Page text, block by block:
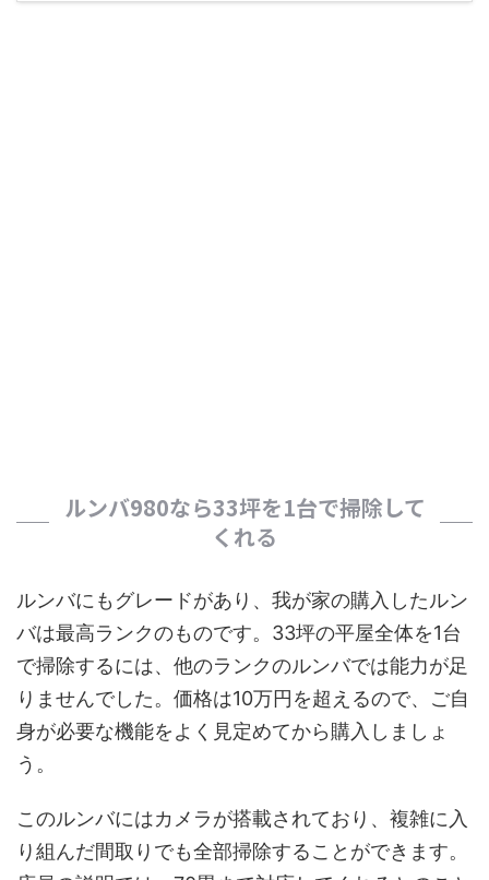
ルンバ980なら33坪を1台で掃除して
くれる
ルンバにもグレードがあり、我が家の購入したルン
バは最高ランクのものです。33坪の平屋全体を1台
で掃除するには、他のランクのルンバでは能力が足
りませんでした。価格は10万円を超えるので、ご自
身が必要な機能をよく見定めてから購入しましょ
う。
このルンバにはカメラが搭載されており、複雑に入
り組んだ間取りでも全部掃除することができます。